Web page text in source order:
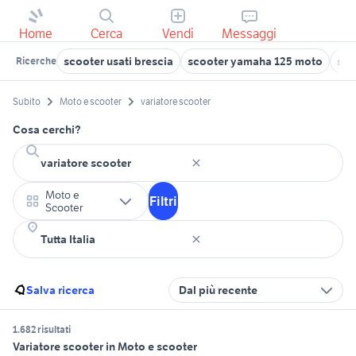
Home Cerca Vendi Messaggi
Ricerche scooter usati brescia scooter yamaha 125 moto
Subito Moto e scooter variatore scooter
Cosa cerchi?
Moto e
Scooter
Filtri
Salva ricerca Dal più recente
1.682 risultati
Variatore scooter in Moto e scooter